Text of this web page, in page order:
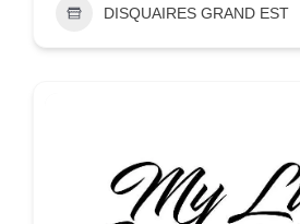
DISQUAIRES GRAND EST